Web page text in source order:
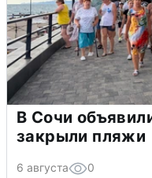
В Сочи
закрыли пляжи
6 августа 0